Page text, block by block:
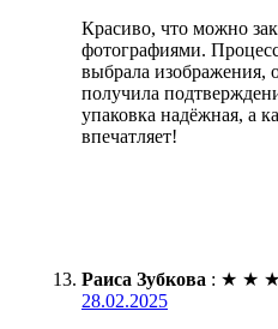
Красиво, что можно
фотографиями.
выбрала изображения,
получила
упаковка надёжная, а
впечатляет!
Раиса Зубкова : ★ ★ ★
28.02.2025